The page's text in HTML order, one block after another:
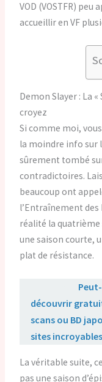
VOD (VOSTFR)
accueillir en VF
Demon Slayer : La «
croyez
Si comme moi,
la moindre info sur
sûrement tombé
contradictoires.
beaucoup ont
l’Entraînement des
réalité la quatrième
une saison courte,
plat de résistance.
découvrir
scans ou BD
sites
La véritable suite,
pas une saison